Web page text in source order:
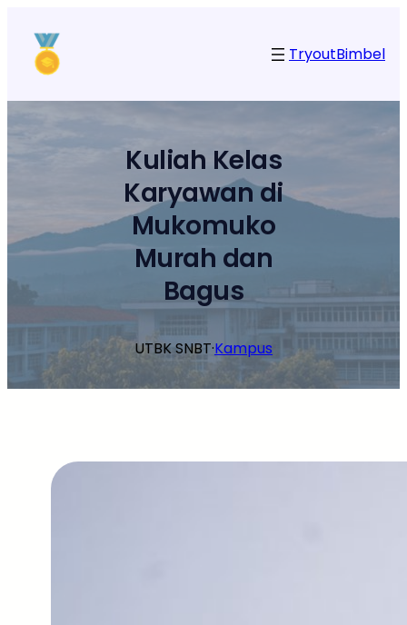
konten
TryoutBimbel
Kuliah Kelas
Karyawan di
Mukomuko
Murah dan
Bagus
UTBK SNBT·Kampus